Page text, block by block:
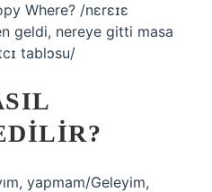
Where? /nɛrɛɪɛ
geldi, nereye gitti masa
tablɔsu/
yapmam/Geleyim,